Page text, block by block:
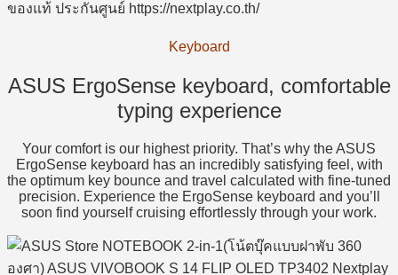
Keyboard
ASUS ErgoSense keyboard, comfortable
typing experience
Your comfort is our highest priority. That’s why the ASUS
ErgoSense keyboard has an incredibly satisfying feel, with
the optimum key bounce and travel calculated with fine-tuned
precision. Experience the ErgoSense keyboard and you’ll
soon find yourself cruising effortlessly through your work.